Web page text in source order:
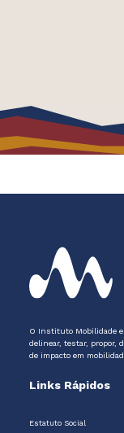
O Instituto Mobilidade e
delinear, testar, propor,
de impacto em
Links Rápidos
Estatuto Social